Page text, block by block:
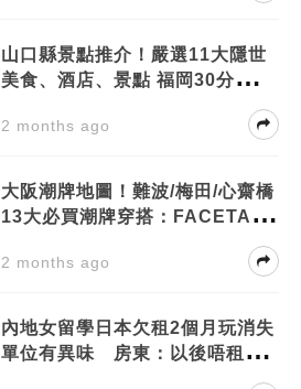
山口縣景點推介！嚴選11大隱世
美食、酒店、景點 福岡30分鐘直
2 months ago
大阪潮牌地圖！難波/梅田/心齋橋
13大必買潮牌穿搭：FACETAS
2 months ago
內地女留學日本欠租2個月玩消失
單位有異味 房東：以後唔租畀